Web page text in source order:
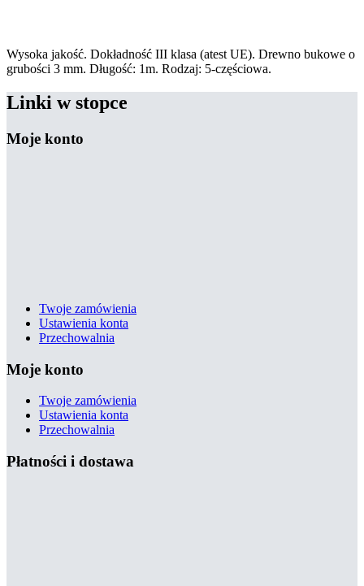
Wysoka jakość. Dokładność III klasa (atest UE). Drewno bukowe o
grubości 3 mm. Długość: 1m. Rodzaj: 5-częściowa.
Linki w stopce
Moje konto
Twoje zamówienia
Ustawienia konta
Przechowalnia
Moje konto
Twoje zamówienia
Ustawienia konta
Przechowalnia
Płatności i dostawa